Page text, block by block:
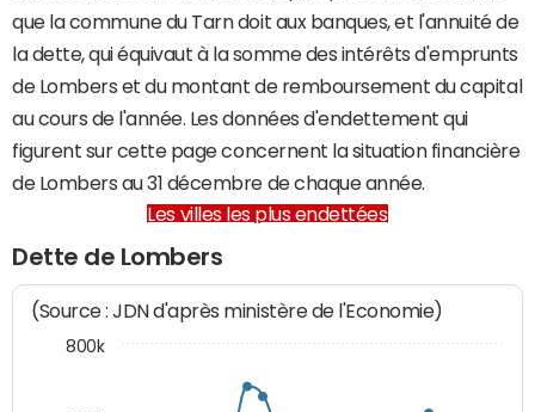
que la commune du Tarn doit aux banques, et l'annuité de
la dette, qui équivaut à la somme des intérêts d'emprunts
de Lombers et du montant de remboursement du capital
au cours de l'année. Les données d'endettement qui
figurent sur cette page concernent la situation financière
de Lombers au 31 décembre de chaque année.
Les villes les plus endettées
Dette de Lombers
(Source : JDN d'après ministère de l'Economie)
800k